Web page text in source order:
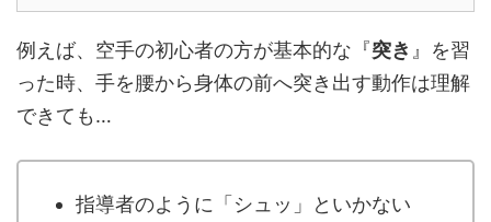
例えば、空手の初心者の方が基本的な『突き 』を習
った時、手を腰から身体の前へ突き出す動作は理解
できても…
指導者のように「シュッ」といかない